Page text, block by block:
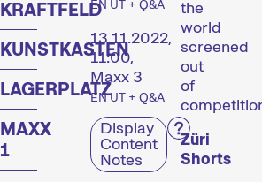
KRAFTFELD
KUNSTKASTEN
LAGERPLATZ
MAXX
1
EN UT + Q&A
13.11.2022,
11:00,
Maxx 3
EN UT + Q&A
Display
Content
Notes
the
world
screened
out
of
Züri
Shorts